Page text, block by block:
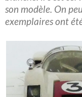
son modèle. On
exemplaires ont